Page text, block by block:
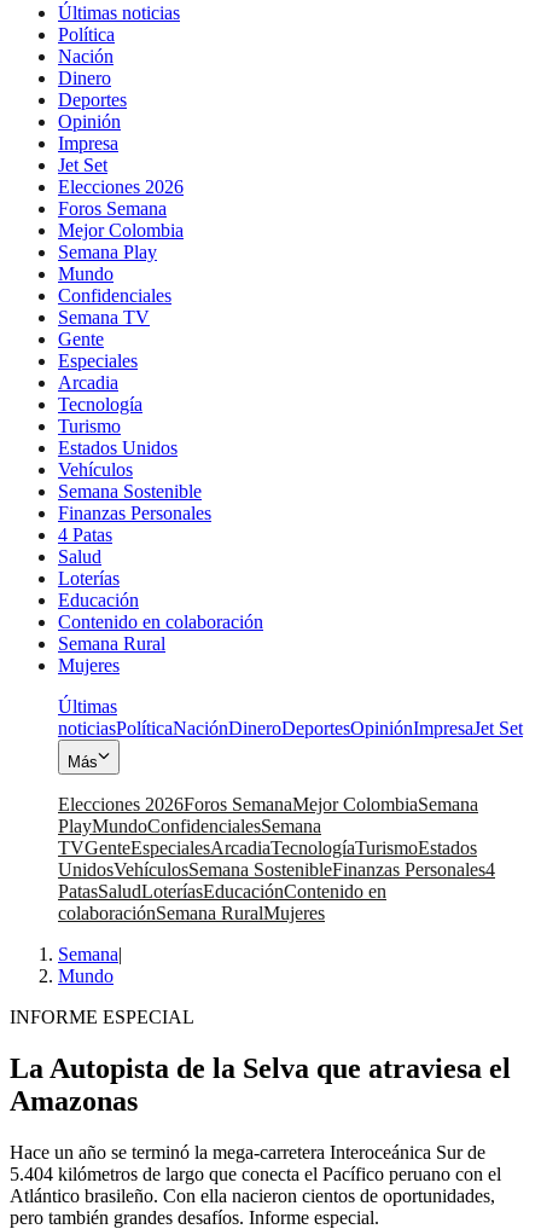
Últimas noticias
Política
Nación
Dinero
Deportes
Opinión
Impresa
Jet Set
Elecciones 2026
Foros Semana
Mejor Colombia
Semana Play
Mundo
Confidenciales
Semana TV
Gente
Especiales
Arcadia
Tecnología
Turismo
Estados Unidos
Vehículos
Semana Sostenible
Finanzas Personales
4 Patas
Salud
Loterías
Educación
Contenido en colaboración
Semana Rural
Mujeres
Últimas
noticiasPolíticaNaciónDineroDeportesOpiniónImpresaJet Set
Más
Elecciones 2026Foros SemanaMejor ColombiaSemana
PlayMundoConfidencialesSemana
TVGenteEspecialesArcadiaTecnologíaTurismoEstados
UnidosVehículosSemana SostenibleFinanzas Personales4
PatasSaludLoteríasEducaciónContenido en
colaboraciónSemana RuralMujeres
Semana|
Mundo
INFORME ESPECIAL
La Autopista de la Selva que atraviesa el
Amazonas
Hace un año se terminó la mega-carretera Interoceánica Sur de
5.404 kilómetros de largo que conecta el Pacífico peruano con el
Atlántico brasileño. Con ella nacieron cientos de oportunidades,
pero también grandes desafíos. Informe especial.